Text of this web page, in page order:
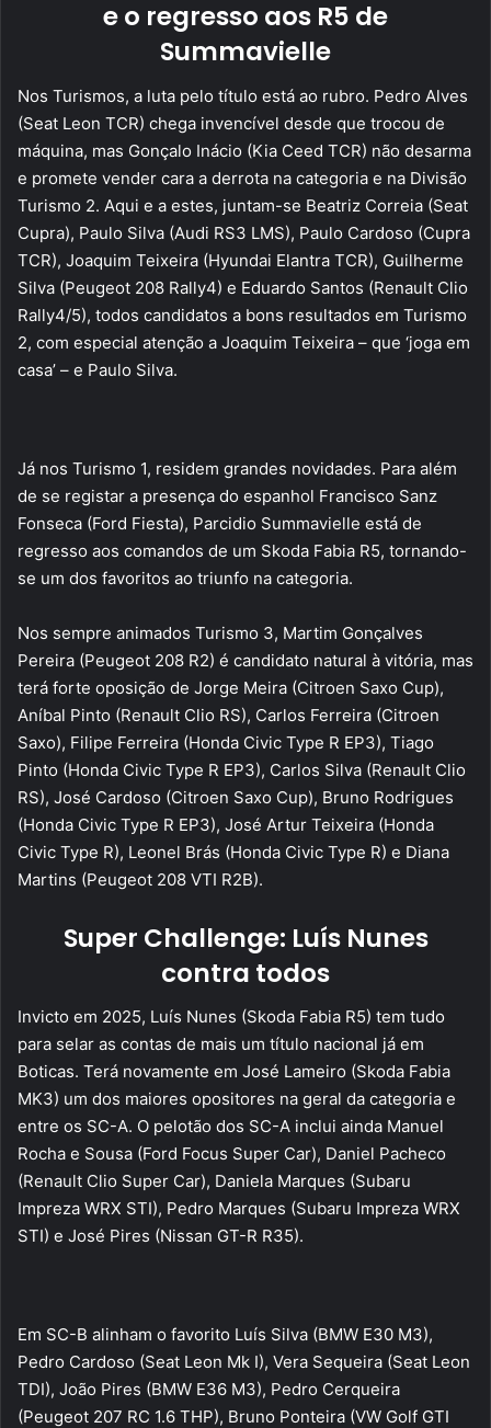
e o regresso aos R5 de
Summavielle
Nos Turismos, a luta pelo título está ao rubro. Pedro Alves
(Seat Leon TCR) chega invencível desde que trocou de
máquina, mas Gonçalo Inácio (Kia Ceed TCR) não desarma
e promete vender cara a derrota na categoria e na Divisão
Turismo 2. Aqui e a estes, juntam-se Beatriz Correia (Seat
Cupra), Paulo Silva (Audi RS3 LMS), Paulo Cardoso (Cupra
TCR), Joaquim Teixeira (Hyundai Elantra TCR), Guilherme
Silva (Peugeot 208 Rally4) e Eduardo Santos (Renault Clio
Rally4/5), todos candidatos a bons resultados em Turismo
2, com especial atenção a Joaquim Teixeira – que ‘joga em
casa’ – e Paulo Silva.
Já nos Turismo 1, residem grandes novidades. Para além
de se registar a presença do espanhol Francisco Sanz
Fonseca (Ford Fiesta), Parcidio Summavielle está de
regresso aos comandos de um Skoda Fabia R5, tornando-
se um dos favoritos ao triunfo na categoria.
Nos sempre animados Turismo 3, Martim Gonçalves
Pereira (Peugeot 208 R2) é candidato natural à vitória, mas
terá forte oposição de Jorge Meira (Citroen Saxo Cup),
Aníbal Pinto (Renault Clio RS), Carlos Ferreira (Citroen
Saxo), Filipe Ferreira (Honda Civic Type R EP3), Tiago
Pinto (Honda Civic Type R EP3), Carlos Silva (Renault Clio
RS), José Cardoso (Citroen Saxo Cup), Bruno Rodrigues
(Honda Civic Type R EP3), José Artur Teixeira (Honda
Civic Type R), Leonel Brás (Honda Civic Type R) e Diana
Martins (Peugeot 208 VTI R2B).
Super Challenge: Luís Nunes
contra todos
Invicto em 2025, Luís Nunes (Skoda Fabia R5) tem tudo
para selar as contas de mais um título nacional já em
Boticas. Terá novamente em José Lameiro (Skoda Fabia
MK3) um dos maiores opositores na geral da categoria e
entre os SC-A. O pelotão dos SC-A inclui ainda Manuel
Rocha e Sousa (Ford Focus Super Car), Daniel Pacheco
(Renault Clio Super Car), Daniela Marques (Subaru
Impreza WRX STI), Pedro Marques (Subaru Impreza WRX
STI) e José Pires (Nissan GT-R R35).
Em SC-B alinham o favorito Luís Silva (BMW E30 M3),
Pedro Cardoso (Seat Leon Mk I), Vera Sequeira (Seat Leon
TDI), João Pires (BMW E36 M3), Pedro Cerqueira
(Peugeot 207 RC 1.6 THP), Bruno Ponteira (VW Golf GTI